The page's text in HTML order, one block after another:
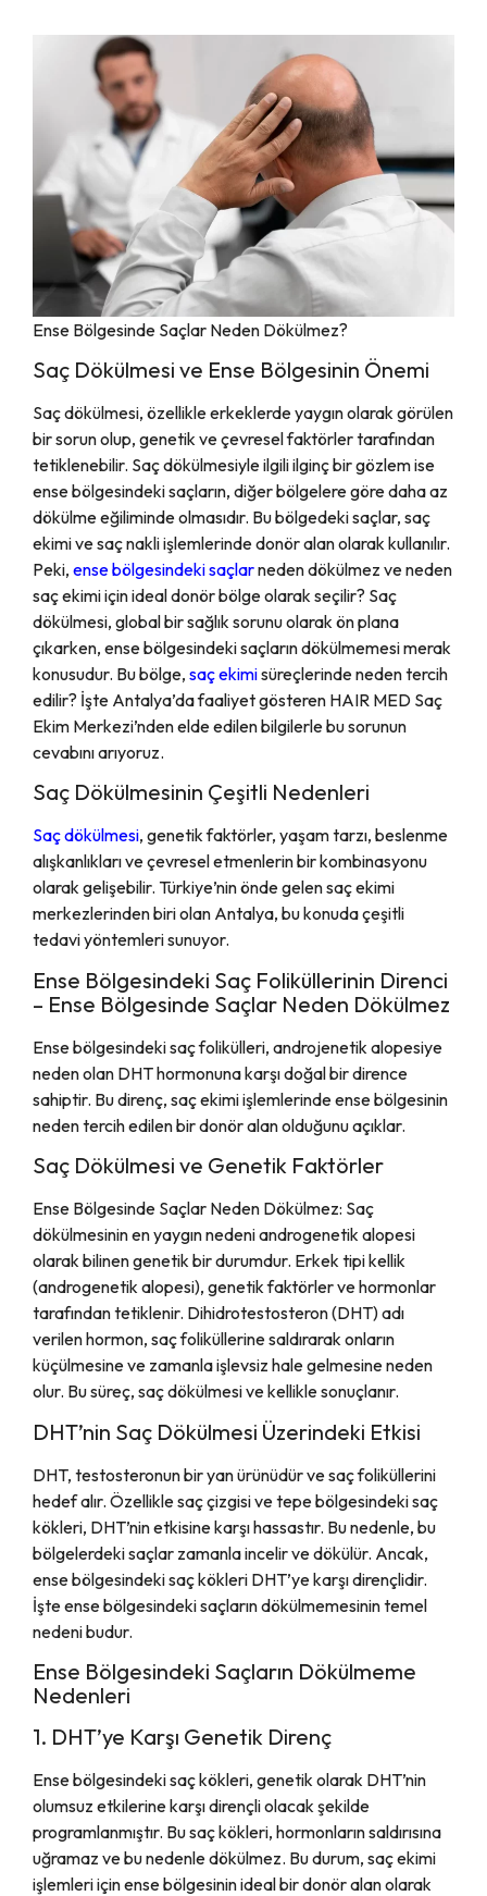
Ense Bölgesinde Saçlar Neden Dökülmez?
Saç Dökülmesi ve Ense Bölgesinin Önemi
Saç dökülmesi, özellikle erkeklerde yaygın olarak görülen
bir sorun olup, genetik ve çevresel faktörler tarafından
tetiklenebilir. Saç dökülmesiyle ilgili ilginç bir gözlem ise
ense bölgesindeki saçların, diğer bölgelere göre daha az
dökülme eğiliminde olmasıdır. Bu bölgedeki saçlar, saç
ekimi ve saç nakli işlemlerinde donör alan olarak kullanılır.
Peki, ense bölgesindeki saçlarneden dökülmez ve neden
saç ekimi için ideal donör bölge olarak seçilir? Saç
dökülmesi, global bir sağlık sorunu olarak ön plana
çıkarken, ense bölgesindeki saçların dökülmemesi merak
konusudur. Bu bölge, saç ekimisüreçlerinde neden tercih
edilir? İşte Antalya’da faaliyet gösteren HAIR MED Saç
Ekim Merkezi’nden elde edilen bilgilerle bu sorunun
cevabını arıyoruz.
Saç Dökülmesinin Çeşitli Nedenleri
Saç dökülmesi, genetik faktörler, yaşam tarzı, beslenme
alışkanlıkları ve çevresel etmenlerin bir kombinasyonu
olarak gelişebilir. Türkiye’nin önde gelen saç ekimi
merkezlerinden biri olan Antalya, bu konuda çeşitli
tedavi yöntemleri sunuyor.
Ense Bölgesindeki Saç Foliküllerinin Direnci
– Ense Bölgesinde Saçlar Neden Dökülmez
Ense bölgesindeki saç folikülleri, androjenetik alopesiye
neden olan DHT hormonuna karşı doğal bir dirence
sahiptir. Bu direnç, saç ekimi işlemlerinde ense bölgesinin
neden tercih edilen bir donör alan olduğunu açıklar.
Saç Dökülmesi ve Genetik Faktörler
Ense Bölgesinde Saçlar Neden Dökülmez: Saç
dökülmesinin en yaygın nedeni androgenetik alopesi
olarak bilinen genetik bir durumdur. Erkek tipi kellik
(androgenetik alopesi), genetik faktörler ve hormonlar
tarafından tetiklenir. Dihidrotestosteron (DHT) adı
verilen hormon, saç foliküllerine saldırarak onların
küçülmesine ve zamanla işlevsiz hale gelmesine neden
olur. Bu süreç, saç dökülmesi ve kellikle sonuçlanır.
DHT’nin Saç Dökülmesi Üzerindeki Etkisi
DHT, testosteronun bir yan ürünüdür ve saç foliküllerini
hedef alır. Özellikle saç çizgisi ve tepe bölgesindeki saç
kökleri, DHT’nin etkisine karşı hassastır. Bu nedenle, bu
bölgelerdeki saçlar zamanla incelir ve dökülür. Ancak,
ense bölgesindeki saç kökleri DHT’ye karşı dirençlidir.
İşte ense bölgesindeki saçların dökülmemesinin temel
nedeni budur.
Ense Bölgesindeki Saçların Dökülmeme
Nedenleri
1. DHT’ye Karşı Genetik Direnç
Ense bölgesindeki saç kökleri, genetik olarak DHT’nin
olumsuz etkilerine karşı dirençli olacak şekilde
programlanmıştır. Bu saç kökleri, hormonların saldırısına
uğramaz ve bu nedenle dökülmez. Bu durum, saç ekimi
işlemleri için ense bölgesinin ideal bir donör alan olarak